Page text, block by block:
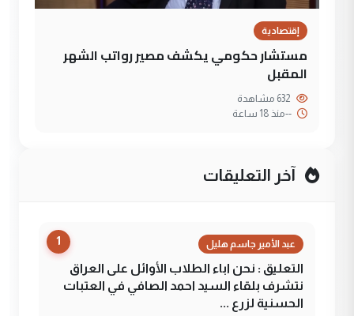
إقتصادية
مستشار حكومي يكشف مصير رواتب الشهر
المقبل
--منذ 18 ساعة
آخر التعليقات
1 عبد الأمير جاسم هليل
التعليق : نحن اباء الطلاب الأوائل على العراق
نتشرف بلقاء السيد احمد الصافي في العتبات
الحسنية لزرع ...